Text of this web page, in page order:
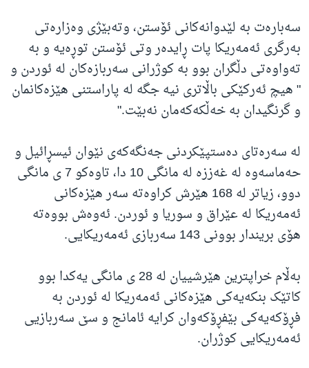
سەبارەت بە لێدوانەکانی ئۆستن، وتەبێژی وەزارەتی
بەرگری ئەمەریکا پات ڕایدەر وتی ئۆستن توڕەیە و بە
تەواوەتی دڵگران بوو بە کوژرانی سەربازەکان لە ئوردن و
" هیچ ئەرکێکی باڵاتری نیە جگە لە پاراستنی هێزەکانمان
و گرنگیدان بە خەڵکەکەمان نەبێت."
لە سەرەتای دەستپێکردنی جەنگەکەی نێوان ئیسڕائیل و
حەماسەوە لە غەززە لە مانگی 10 دا، تاوەکو 7 ی مانگی
دوو، زیاتر لە 168 هێرش کراوەتە سەر هێزەکانی
ئەمەریکا لە عێراق و سوریا و ئوردن. ئەوەش بووەتە
هۆی بریندار بوونی 143 سەربازی ئەمەریکایی.
بەڵام خراپترین هێرشییان لە 28 ی مانگی یەکدا بوو
کاتێک بنکەیەکی هێزەکانی ئەمەریکا لە ئوردن بە
فڕۆکەیەکی بێفڕۆکەوان کرایە ئامانج و سێ سەربازیی
ئەمەریکایی کوژران.